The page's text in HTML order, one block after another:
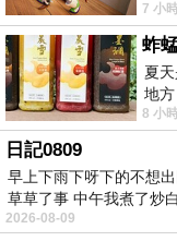
轉動繽紛萬
著上顏色，
魔幻心天堂
兜售花式蛋
一些腳步的停
膨脹了歡笑聲
之
7 小
蚱
夏
地
在車
8 小
日記0809
早上下雨下呀下的不想
草草了事 中午我煮了炒
2026-08-09